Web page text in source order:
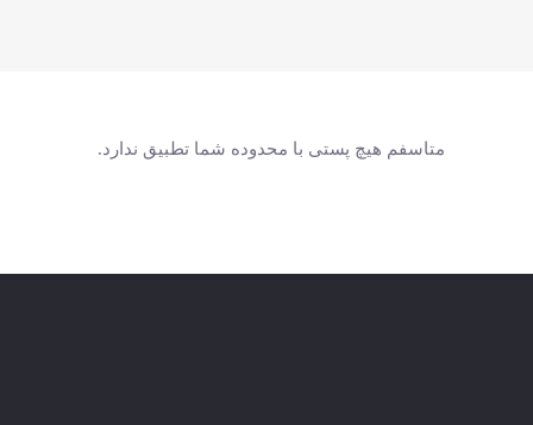
متاسفم هیچ پستی با محدوده شما تطبیق ندارد.